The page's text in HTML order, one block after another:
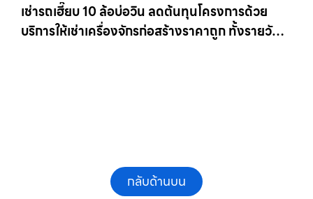
เช่ารถเฮี๊ยบ 10 ล้อบ่อวิน ลดต้นทุนโครงการด้วย
บริการให้เช่าเครื่องจักรก่อสร้างราคาถูก ทั้งรายวัน
กลับด้านบน